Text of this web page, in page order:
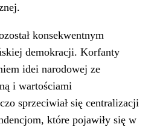
konsekwentnym
demokracji. Korfanty
idei narodowej ze
i wartościami
sprzeciwiał się centralizacji
które pojawiły się w